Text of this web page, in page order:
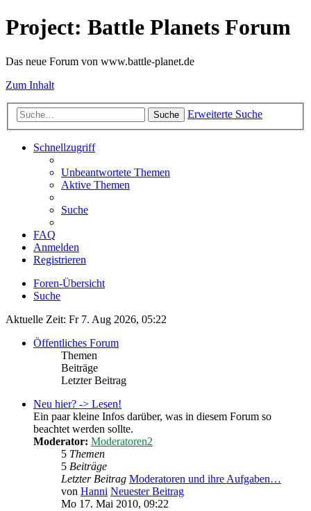
Project: Battle Planets Forum
Das neue Forum von www.battle-planet.de
Zum Inhalt
Suche Erweiterte Suche
Schnellzugriff
Unbeantwortete Themen
Aktive Themen
Suche
FAQ
Anmelden
Registrieren
Foren-Übersicht
Suche
Aktuelle Zeit: Fr 7. Aug 2026, 05:22
Öffentliches Forum
Themen
Beiträge
Letzter Beitrag
Neu hier? -> Lesen!
Ein paar kleine Infos darüber, was in diesem Forum so
beachtet werden sollte.
Moderator: Moderatoren2
5 Themen
5 Beiträge
Letzter Beitrag Moderatoren und ihre Aufgaben…
von Hanni Neuester Beitrag
Mo 17. Mai 2010, 09:22